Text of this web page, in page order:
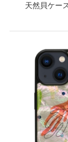
天然貝ケー